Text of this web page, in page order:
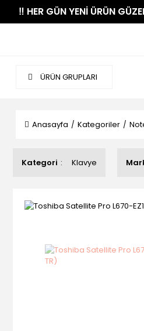
​‼️​ HER GÜN YENİ ÜRÜN
ÜRÜN GRUPLARI
Anasayfa Kategoriler
Kategori Klavye